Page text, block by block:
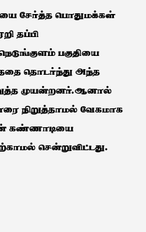
சேர்த்த பொதுமக்கள்
தப்பி
பகுதியை
தொடர்ந்து அந்த
முயன்றனர்.ஆனால்
நிறுத்தாமல் வேகமாக
கண்ணாடியை
சென்றுவிட்டது.